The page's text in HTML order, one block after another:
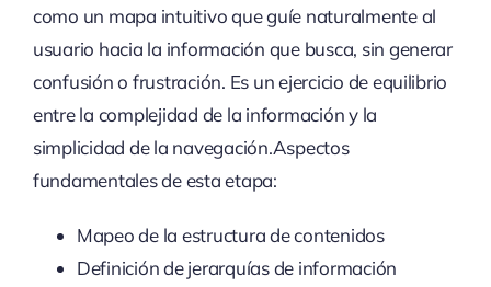
como un mapa intuitivo que guíe naturalmente al
usuario hacia la información que busca, sin generar
confusión o frustración. Es un ejercicio de equilibrio
entre la complejidad de la información y la
simplicidad de la navegación.Aspectos
fundamentales de esta etapa:
Mapeo de la estructura de contenidos
Definición de jerarquías de información